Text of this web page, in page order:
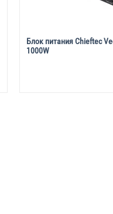
Блок питания Chieftec
1000W